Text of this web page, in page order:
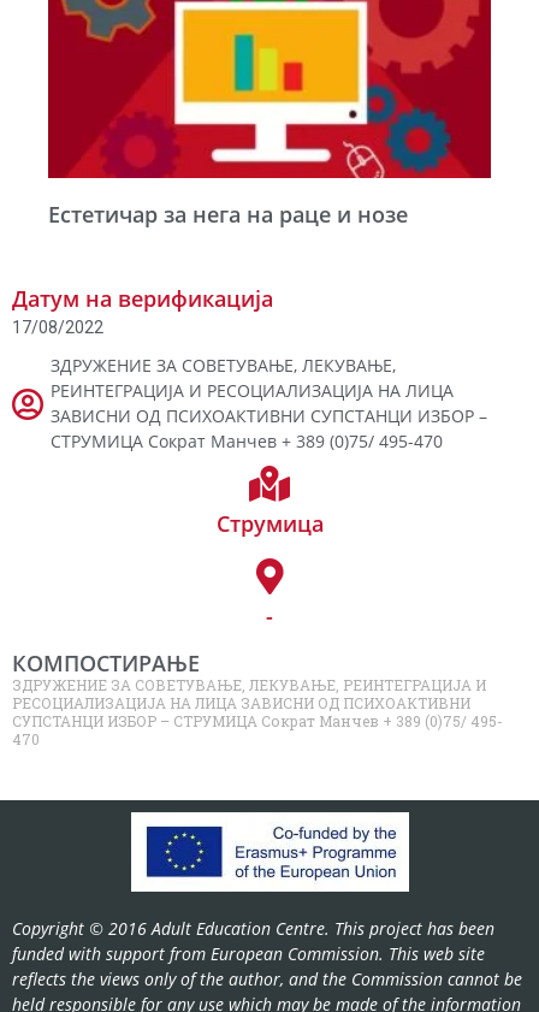
Естетичар за нега на раце и нозе
Датум на верификација
17/08/2022
ЗДРУЖЕНИЕ ЗА СОВЕТУВАЊЕ, ЛЕКУВАЊЕ,
РЕИНТЕГРАЦИЈА И РЕСОЦИАЛИЗАЦИЈА НА ЛИЦА
ЗАВИСНИ ОД ПСИХОАКТИВНИ СУПСТАНЦИ ИЗБОР –
СТРУМИЦА Сократ Манчев + 389 (0)75/ 495-470
Струмица
-
КОМПОСТИРАЊЕ
ЗДРУЖЕНИЕ ЗА СОВЕТУВАЊЕ, ЛЕКУВАЊЕ, РЕИНТЕГРАЦИЈА И
РЕСОЦИАЛИЗАЦИЈА НА ЛИЦА ЗАВИСНИ ОД ПСИХОАКТИВНИ
СУПСТАНЦИ ИЗБОР – СТРУМИЦА Сократ Манчев + 389 (0)75/ 495-
470
Copyright © 2016 Adult Education Centre. This project has been
funded with support from European Commission. This web site
reflects the views only of the author, and the Commission cannot be
held responsible for any use which may be made of the information